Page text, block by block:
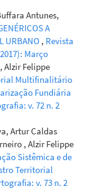
Antunes,
A
URBANO , Revista
Março
Alzir Felippe
Multifinalitário
Fundiária
v. 72 n. 2
Artur Caldas
, Alzir Felippe
Sistêmica e de
Territorial
v. 73 n. 2